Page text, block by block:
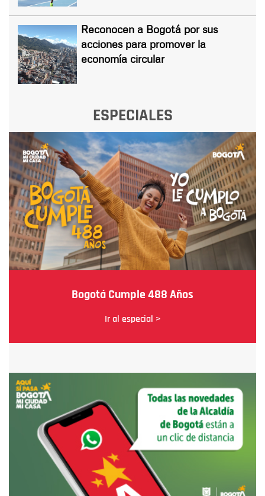
Reconocen a Bogotá por sus
acciones para promover la
economía circular
ESPECIALES
Bogotá Cumple 488 Años
Ir al especial >